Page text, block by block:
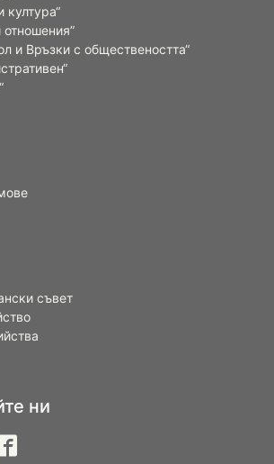
култура“
и Връзки с обществеността“
съвет
ни
